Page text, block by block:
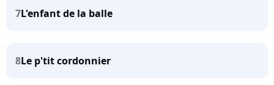
7L'enfant de la balle
8Le p'tit cordonnier